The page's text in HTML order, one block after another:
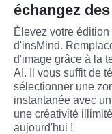
échangez
Élevez votre
d'insMind.
d'image grâce à la
AI. Il vous suffit de
sélectionner une
instantanée avec
une créativité
aujourd'hui !